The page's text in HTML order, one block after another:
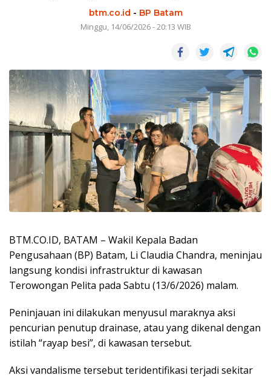
btm.co.id - BP Batam
Minggu, 14/06/2026 - 20:13 WIB
BTM.CO.ID, BATAM – Wakil Kepala Badan
Pengusahaan (BP) Batam, Li Claudia Chandra, meninjau
langsung kondisi infrastruktur di kawasan
Terowongan Pelita pada Sabtu (13/6/2026) malam.
Peninjauan ini dilakukan menyusul maraknya aksi
pencurian penutup drainase, atau yang dikenal dengan
istilah “rayap besi”, di kawasan tersebut.
Aksi vandalisme tersebut teridentifikasi terjadi sekitar